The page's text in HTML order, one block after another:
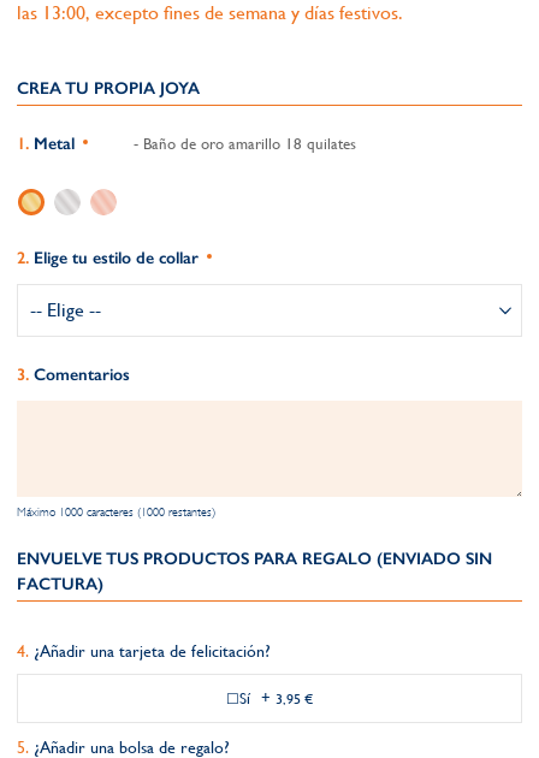
las 13:00, excepto fines de semana y días festivos.
CREA TU PROPIA JOYA
Metal - Baño de oro amarillo 18 quilates
Elige tu estilo de collar
Comentarios
Máximo 1000 caracteres (1000 restantes)
ENVUELVE TUS PRODUCTOS PARA REGALO (ENVIADO SIN
FACTURA)
¿Añadir una tarjeta de felicitación?
Sí + 3,95 €
¿Añadir una bolsa de regalo?